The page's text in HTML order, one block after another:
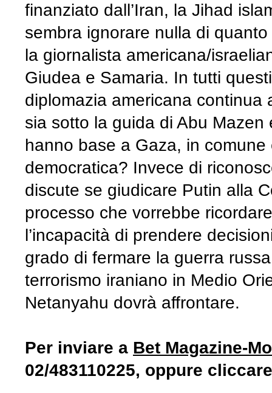
finanziato dall’Iran, la Jihad
sembra ignorare nulla di
la giornalista americana/
Giudea e Samaria. In tutti
diplomazia americana continua
sia sotto la guida di Abu
hanno base a Gaza, in comune
democratica? Invece di
discute se giudicare Putin alla
processo che vorrebbe
l’incapacità di prendere
grado di fermare la guerra
terrorismo iraniano in Medio
Netanyahu dovrà affrontare.
Per inviare a Bet Magazine-
02/483110225, oppure